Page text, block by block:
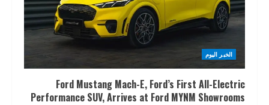
الخبر اليوم
Ford Mustang Mach-E, Ford’s First All-Electric
Performance SUV, Arrives at Ford MYNM Showrooms